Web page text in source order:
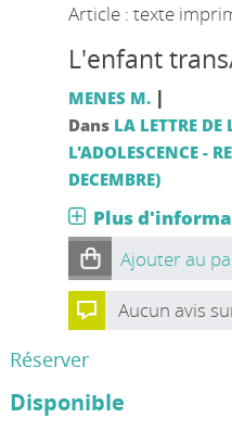
Article : texte
L'enfant
MENES M. |
Dans LA LETTRE DE
L'ADOLESCENCE -
DECEMBRE)
Plus
Ajouter au
Aucun avis
Réserver
Disponible